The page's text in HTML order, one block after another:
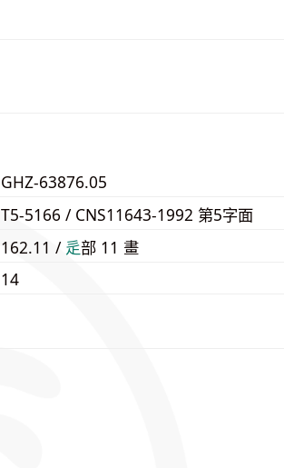
GHZ-63876.05
T5-5166 / CNS11643-1992 第5字面
162.11 / ⾡部 11 畫
14